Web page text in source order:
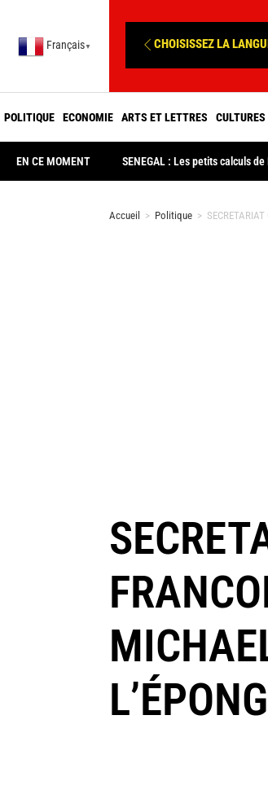
Français ▼ CHOISISSEZ LA
POLITIQUE ECONOMIE ARTS ET LETTRES CULTURES
EN CE MOMENT SENEGAL : Les petits calculs de
Accueil > Politique >